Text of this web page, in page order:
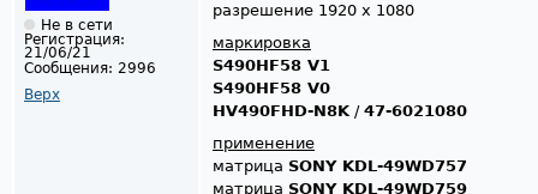
Не в сети
Регистрация:
21/06/21
Сообщения: 2996
Верх
разрешение 1920 x 1080
маркировка
S490HF58 V1
S490HF58 V0
HV490FHD-N8K / 47-6021080
применение
матрица SONY KDL-49WD757
матрица SONY KDL-49WD759